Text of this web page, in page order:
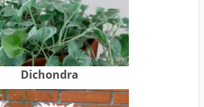
Dichondra